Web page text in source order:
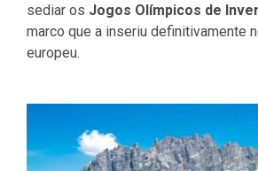
sediar os Jogos Olímpicos de
marco que a inseriu definitivamente
europeu.